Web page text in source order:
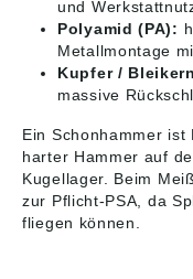
und
Polyamid (PA):
Metallmontage
Kupfer /
massive
Ein Schonhammer
harter Hammer auf
Kugellager. Beim
zur Pflicht-PSA, da
fliegen können.